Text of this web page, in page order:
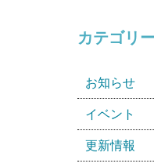
カテゴリー
お知らせ
イベント
更新情報